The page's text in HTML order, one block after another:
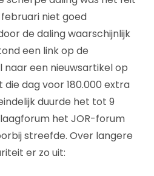
niet goed
de daling waarschijnlijk
een link op de
naar een nieuwsartikel op
dag voor 180.000 extra
duurde het tot 9
het JOR-forum
streefde. Over langere
er zo uit: